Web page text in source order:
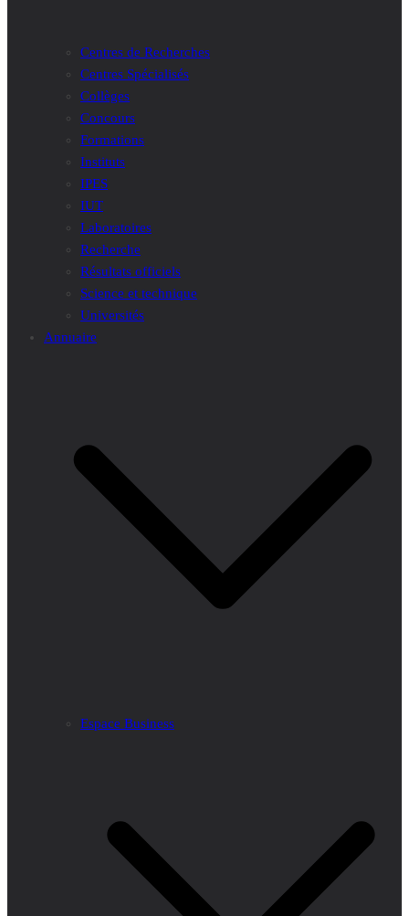
Centres de Recherches
Centres Spécialisés
Collèges
Concours
Formations
Instituts
IPES
IUT
Laboratoires
Recherche
Résultats officiels
Science et technique
Universités
Annuaire
Espace Business